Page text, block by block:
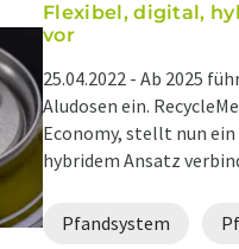
Flexibel, digital,
vor
25.04.2022 - Ab 2025
Aludosen ein.
Economy, stellt nun
hybridem Ansatz
Pfandsystem